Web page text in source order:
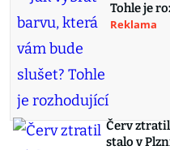
Tohle je
Reklama
Červ ztratil
stalo v